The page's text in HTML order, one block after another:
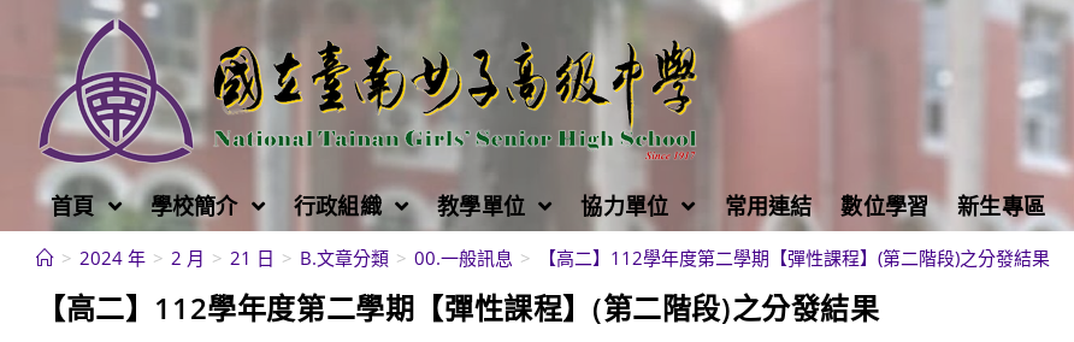
首頁 學校簡介 行政組織 教學單位 協力單位 常用連結 數位學習 新生專區
> 2024 年 > 2 月 > 21 日 > B.文章分類 > 00.一般訊息 > 【高二】112學年度第二學期【彈性課程】(第二階段)之分發結果
【高二】112學年度第二學期【彈性課程】(第二階段)之分發結果